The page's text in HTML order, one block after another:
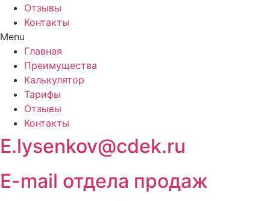
Отзывы
Контакты
Menu
Главная
Преимущества
Калькулятор
Тарифы
Отзывы
Контакты
E.lysenkov@cdek.ru
E-mail отдела продаж